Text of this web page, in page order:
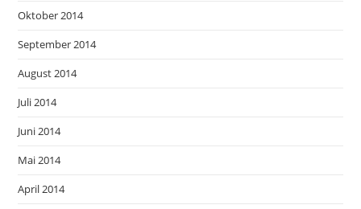
Oktober 2014
September 2014
August 2014
Juli 2014
Juni 2014
Mai 2014
April 2014